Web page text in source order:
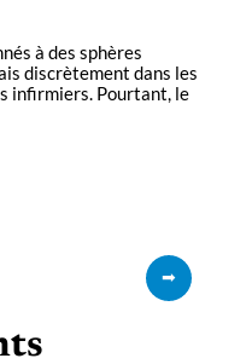
à des sphères
discrètement dans les
infirmiers. Pourtant, le